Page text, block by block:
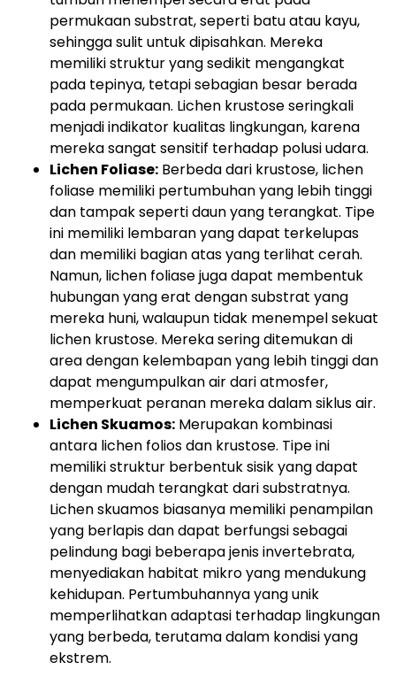
permukaan substrat, seperti batu atau kayu,
sehingga sulit untuk dipisahkan. Mereka
memiliki struktur yang sedikit mengangkat
pada tepinya, tetapi sebagian besar berada
pada permukaan. Lichen krustose seringkali
menjadi indikator kualitas lingkungan, karena
mereka sangat sensitif terhadap polusi udara.
Lichen Foliase: Berbeda dari krustose, lichen
foliase memiliki pertumbuhan yang lebih tinggi
dan tampak seperti daun yang terangkat. Tipe
ini memiliki lembaran yang dapat terkelupas
dan memiliki bagian atas yang terlihat cerah.
Namun, lichen foliase juga dapat membentuk
hubungan yang erat dengan substrat yang
mereka huni, walaupun tidak menempel sekuat
lichen krustose. Mereka sering ditemukan di
area dengan kelembapan yang lebih tinggi dan
dapat mengumpulkan air dari atmosfer,
memperkuat peranan mereka dalam siklus air.
Lichen Skuamos: Merupakan kombinasi
antara lichen folios dan krustose. Tipe ini
memiliki struktur berbentuk sisik yang dapat
dengan mudah terangkat dari substratnya.
Lichen skuamos biasanya memiliki penampilan
yang berlapis dan dapat berfungsi sebagai
pelindung bagi beberapa jenis invertebrata,
menyediakan habitat mikro yang mendukung
kehidupan. Pertumbuhannya yang unik
memperlihatkan adaptasi terhadap lingkungan
yang berbeda, terutama dalam kondisi yang
ekstrem.